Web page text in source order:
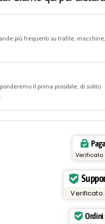
più frequenti su trafile, macchine,
il prima possibile, di solito
Verificato
Verificato
Ordini